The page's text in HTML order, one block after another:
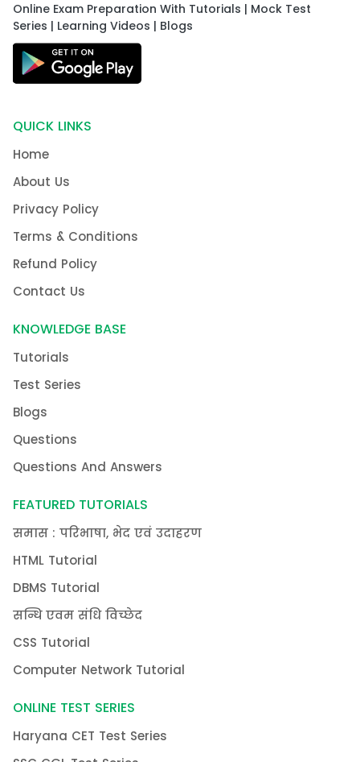
Online Exam Preparation With Tutorials | Mock Test
Series | Learning Videos | Blogs
QUICK LINKS
Home
About Us
Privacy Policy
Terms & Conditions
Refund Policy
Contact Us
KNOWLEDGE BASE
Tutorials
Test Series
Blogs
Questions
Questions And Answers
FEATURED TUTORIALS
समास : परिभाषा, भेद एवं उदाहरण
HTML Tutorial
DBMS Tutorial
सन्धि एवम संधि विच्छेद
CSS Tutorial
Computer Network Tutorial
ONLINE TEST SERIES
Haryana CET Test Series